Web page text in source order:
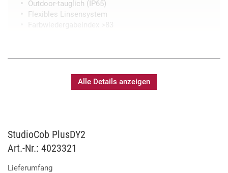
Outdoor-tauglich (IP65)
Flexibles Linsensystem
Farbwiedergabeindex >83
Alle Details anzeigen
StudioCob PlusDY2
Art.-Nr.: 4023321
Lieferumfang